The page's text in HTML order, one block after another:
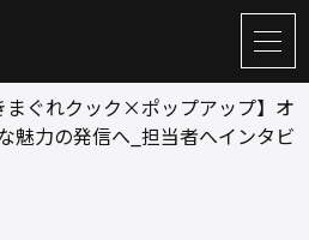
サ
イ
ト
メ
ニ
まぐれクック×ポップアップ】オ
魅力の発信へ_担当者へインタビ